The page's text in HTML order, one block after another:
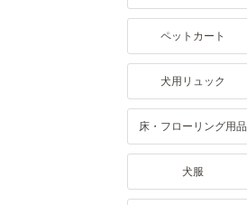
ペットカート
犬用リュック
床・フローリング用品
犬服